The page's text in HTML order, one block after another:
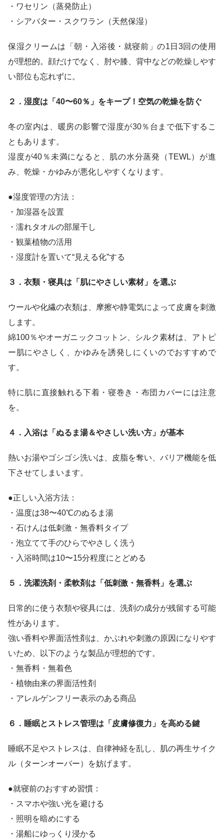
・ワセリン（蒸発防止）
・シアバター・スクワラン（天然保湿）
保湿クリームは「朝・入浴後・就寝前」の1日3回の使用
が理想的。顔だけでなく、肘や膝、背中などの乾燥しやす
い部位も忘れずに。
２．湿度は「40〜60％」をキープ！空気の乾燥を防ぐ
冬の室内は、暖房の影響で湿度が30％台まで低下するこ
ともあります。
湿度が40％未満になると、肌の水分蒸発（TEWL）が進
み、乾燥・かゆみが悪化しやすくなります。
●湿度管理の方法：
・加湿器を設置
・濡れタオルの部屋干し
・観葉植物の活用
・湿度計を置いて“見える化”する
３．衣類・寝具は「肌にやさしい素材」を選ぶ
ウールや化繊の衣類は、摩擦や静電気によって皮膚を刺激
します。
綿100％やオーガニックコットン、シルク素材は、アトピ
ー肌にやさしく、かゆみを誘発しにくいのでおすすめで
す。
特に肌に直接触れる下着・寝巻き・布団カバーには注意
を。
４．入浴は「ぬるま湯＆やさしい洗い方」が基本
熱いお湯やゴシゴシ洗いは、皮脂を奪い、バリア機能を低
下させてしまいます。
●正しい入浴方法：
・温度は38〜40℃のぬるま湯
・石けんは低刺激・無香料タイプ
・泡立てて手のひらでやさしく洗う
・入浴時間は10〜15分程度にとどめる
５．洗濯洗剤・柔軟剤は「低刺激・無香料」を選ぶ
日常的に使う衣類や寝具には、洗剤の成分が残留する可能
性があります。
強い香料や界面活性剤は、かぶれや刺激の原因になりやす
いため、以下のような製品が理想的です。
・無香料・無着色
・植物由来の界面活性剤
・アレルゲンフリー表示のある商品
６．睡眠とストレス管理は「皮膚修復力」を高める鍵
睡眠不足やストレスは、自律神経を乱し、肌の再生サイク
ル（ターンオーバー）を妨げます。
●就寝前のおすすめ習慣：
・スマホや強い光を避ける
・照明を暗めにする
・湯船にゆっくり浸かる